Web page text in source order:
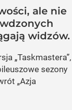
ale nie
widzów.
„Taskmastera”,
sezony
„Azja